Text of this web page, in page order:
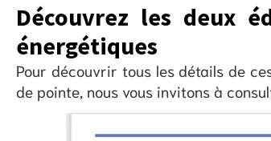
Découvrez les deux
énergétiques
Pour découvrir tous les détails de
de pointe, nous vous invitons à